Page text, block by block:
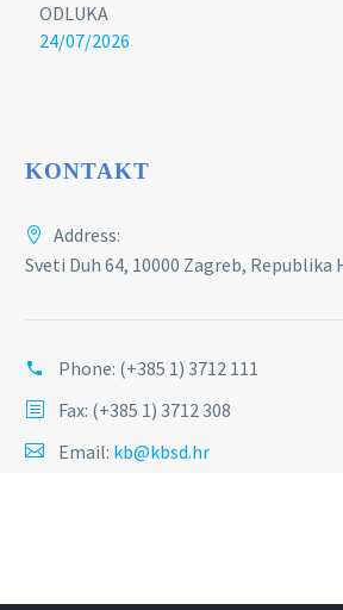
ODLUKA
24/07/2026
KONTAKT
Address:
Sveti Duh 64, 10000 Zagreb, Republika
Phone: (+385 1) 3712 111
Fax: (+385 1) 3712 308
Email: kb@kbsd.hr